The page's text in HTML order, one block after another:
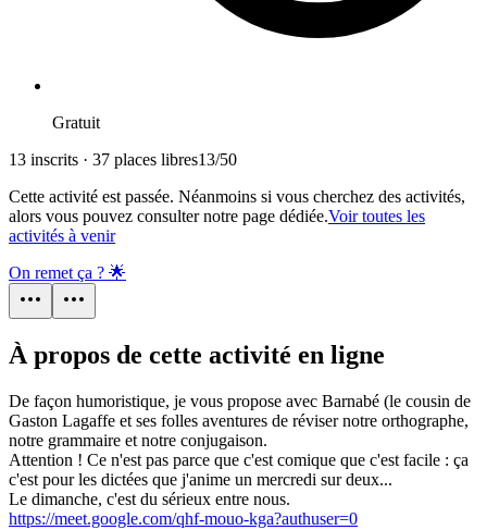
Gratuit
13 inscrits · 37 places libres13/50
Cette activité est passée. Néanmoins si vous cherchez des activités,
alors vous pouvez consulter notre page dédiée.Voir toutes les
activités à venir
On remet ça ? 🌟
À propos de cette activité en ligne
De façon humoristique, je vous propose avec Barnabé (le cousin de
Gaston Lagaffe et ses folles aventures de réviser notre orthographe,
notre grammaire et notre conjugaison.
Attention ! Ce n'est pas parce que c'est comique que c'est facile : ça
c'est pour les dictées que j'anime un mercredi sur deux...
Le dimanche, c'est du sérieux entre nous.
https://meet.google.com/qhf-mouo-kga?authuser=0